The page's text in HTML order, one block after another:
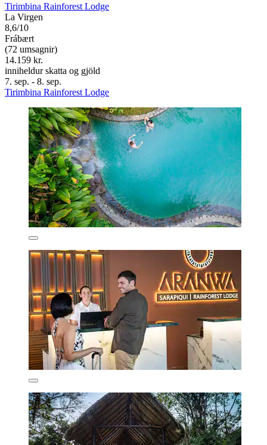
Tirimbina Rainforest Lodge
La Virgen
8,6/10
Frábært
(72 umsagnir)
14.159 kr.
inniheldur skatta og gjöld
7. sep. - 8. sep.
Tirimbina Rainforest Lodge